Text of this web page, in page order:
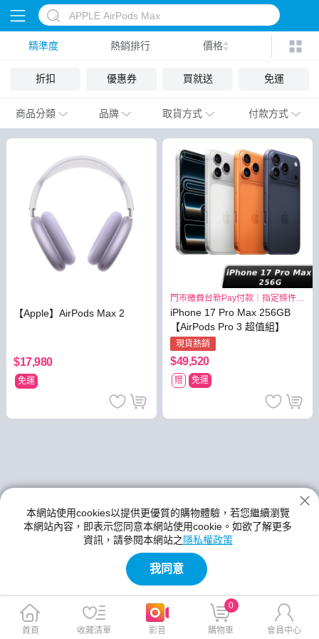
精準度 熱銷排行 價格
折扣 優惠券 買就送 免運
商品分類 品牌 取貨方式 付款方式
【Apple】AirPods Max 2
$17,980
免運
門市繳費台新Pay付款｜指定條件最
iPhone 17 Pro Max 256GB
【AirPods Pro 3 超值組】
現貨熱銷
$49,520
贈 免運
本網站使用cookies以提供更優質的購物體驗，若您繼續瀏覽
本網站內容，即表示您同意本網站使用cookie。如欲了解更多
資訊，請參閱本網站之 隱私權政策
我同意
首頁 收藏清單 影音 購物車
0
會員中心